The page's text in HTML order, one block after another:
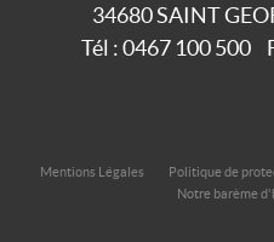
34680SAINT
Tél :0467 100 500
Mentions Légales Politique de
Notre barème